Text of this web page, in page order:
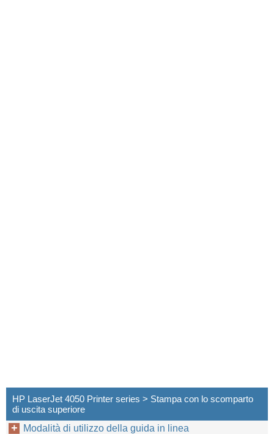
HP LaserJet 4050 Printer series > Stampa con lo scomparto
di uscita superiore
Modalità di utilizzo della guida in linea